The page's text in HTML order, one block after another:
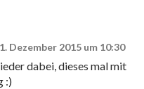
1. Dezember 2015 um 10:30
dabei, dieses mal mit
:)